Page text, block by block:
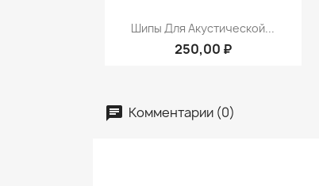
Быстрый просмотр
Шипы Для Акустической...
250,00 ₽
Комментарии (0)